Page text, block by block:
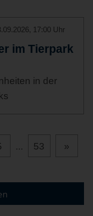
17:00 Uhr
im Tierpark
in der
... 53 »